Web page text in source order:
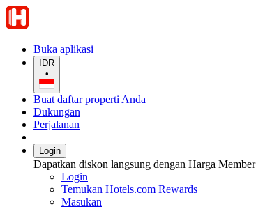
Buka aplikasi
IDR
•
Buat daftar properti Anda
Dukungan
Perjalanan
Login
Dapatkan diskon langsung dengan Harga Member
Login
Temukan Hotels.com Rewards
Masukan